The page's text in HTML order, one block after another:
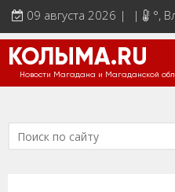
09 августа 2026 | | °,
КОЛЫМА.RU
Новости Магадана и Магаданской